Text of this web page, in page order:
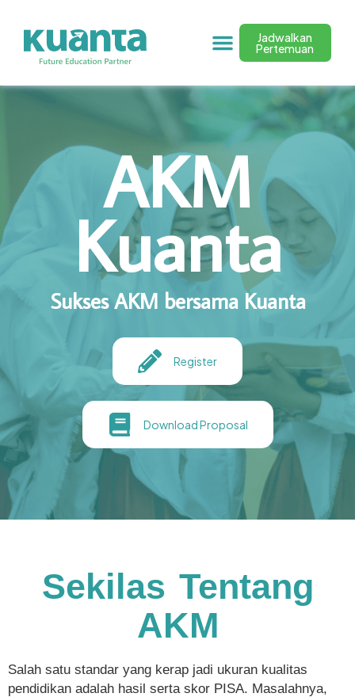
Jadwalkan
Pertemuan
AKM
Kuanta
Sukses AKM bersama Kuanta
Register
Download Proposal
Sekilas Tentang
AKM
Salah satu standar yang kerap jadi ukuran kualitas
pendidikan adalah hasil serta skor PISA. Masalahnya,